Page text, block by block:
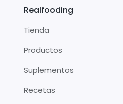
Realfooding
Tienda
Productos
Suplementos
Recetas